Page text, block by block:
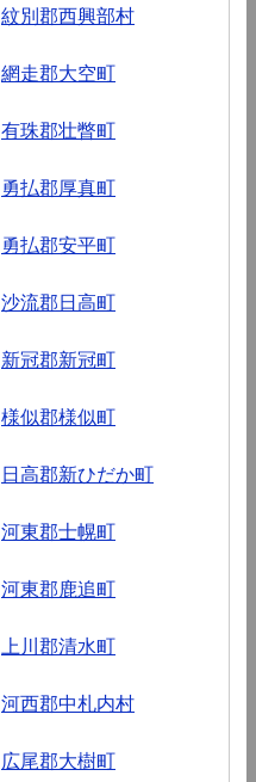
紋別郡西興部村
網走郡大空町
有珠郡壮瞥町
勇払郡厚真町
勇払郡安平町
沙流郡日高町
新冠郡新冠町
様似郡様似町
日高郡新ひだか町
河東郡士幌町
河東郡鹿追町
上川郡清水町
河西郡中札内村
広尾郡大樹町